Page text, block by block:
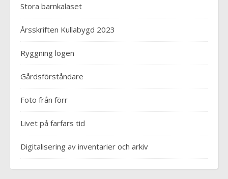
Stora barnkalaset
Årsskriften Kullabygd 2023
Ryggning logen
Gårdsförståndare
Foto från förr
Livet på farfars tid
Digitalisering av inventarier och arkiv